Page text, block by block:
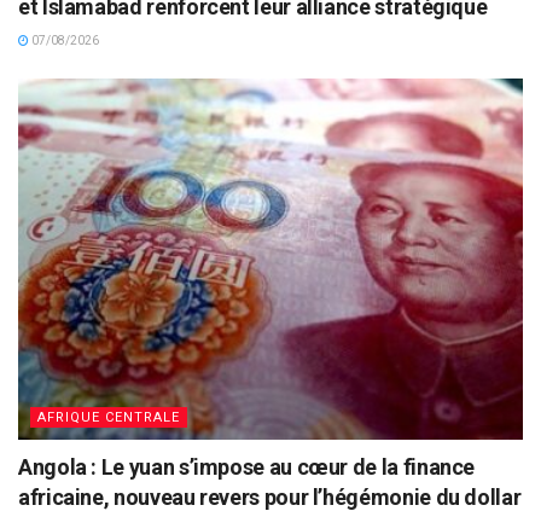
et Islamabad renforcent leur alliance stratégique
07/08/2026
AFRIQUE CENTRALE
Angola : Le yuan s’impose au cœur de la finance
africaine, nouveau revers pour l’hégémonie du dollar